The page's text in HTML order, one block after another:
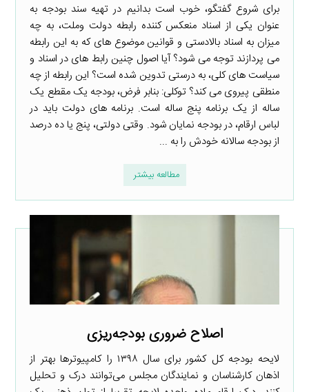
برای شروع گفتگو، خوب است بدانیم در تهیه سند بودجه به
عنوان یکی از اسناد منعکس کننده رابطه دولت وملت، به چه
میزان به اسناد بالادستی و قوانین موضوع های که به این رابطه
می پردازند توجه می شود؟ آیا اصول چنین رابط های در اسناد و
سیاست های کلی، به درستی تدوین شده است؟ این رابطه از چه
منطقی پیروی می کند؟ توکلی: بنابر فرض، بودجه یک مقطع یک
ساله از یک برنامه پنج ساله است. برنامه های دولت باید در
لباس ارقام، در بودجه نمایان شود. وقتی دولتی، پنج یا ده درصد
از بودجه سالانه خودش را به ...
مطالعه بیشتر
اصلاح ضروری بودجه‌ریزی
لایحه بودجه کل کشور برای سال ۱۳۹۸ را کامپیوترها بهتر از
اذهان کارشناسان و نمایندگان مجلس می‌توانند درک و تحلیل